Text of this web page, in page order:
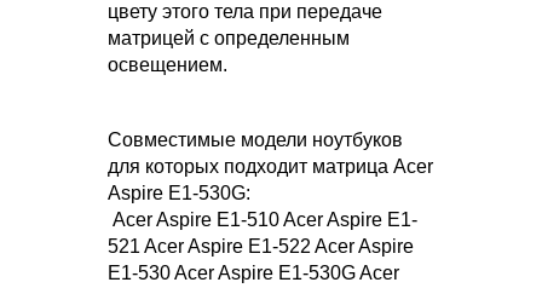
цвету этого тела при передаче
матрицей с определенным
освещением.
Совместимые модели ноутбуков
для которых подходит матрица Acer
Aspire E1-530G:
Acer Aspire E1-510 Acer Aspire E1-
521 Acer Aspire E1-522 Acer Aspire
E1-530 Acer Aspire E1-530G Acer